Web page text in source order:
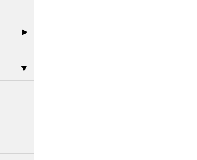
Rozwiń sekcję "Wsparcie nauczycieli w
▶
Zwiń sekcję "Wspomaganie szkół w rozwoju"
▶